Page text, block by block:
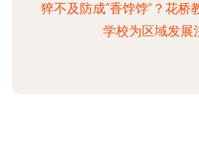
猝不及防成“香饽饽”？花桥
学校为区域发展